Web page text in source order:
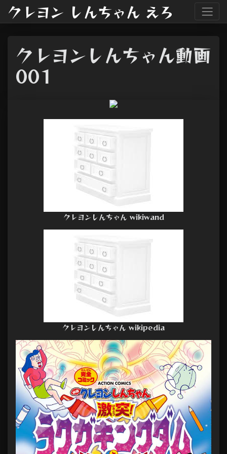
クレヨン しんちゃん えろ
クレヨンしんちゃん動画
001
クレヨンしんちゃん wikiwand
クレヨンしんちゃん wikipedia